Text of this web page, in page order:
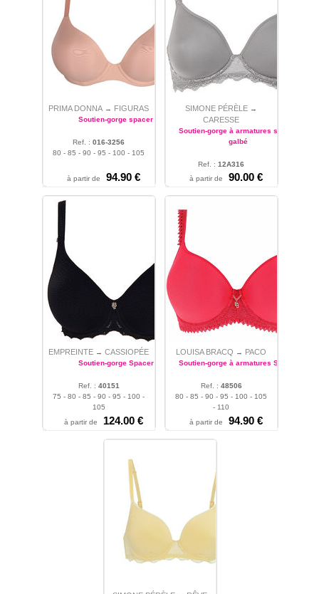
PRIMA DONNA → FIGURAS
Soutien-gorge spacer
Ref. : 016-3256
80 - 85 - 90 - 95 - 100 - 105
à partir de 94.90 €
SIMONE PÉRÈLE →
CARESSE
Soutien-gorge à armatures spacer
galbé
Ref. : 12A316
80 - 85 - 90 - 95 - 100 - 105
à partir de 90.00 €
EMPREINTE → CASSIOPÉE
Soutien-gorge Spacer
Ref. : 40151
75 - 80 - 85 - 90 - 95 - 100 -
105
à partir de
124.00 €
LOUISA BRACQ → PACO
Soutien-gorge à armatures Spacer
Ref. : 48506
80 - 85 - 90 - 95 - 100 - 105
- 110
à partir de
94.90 €